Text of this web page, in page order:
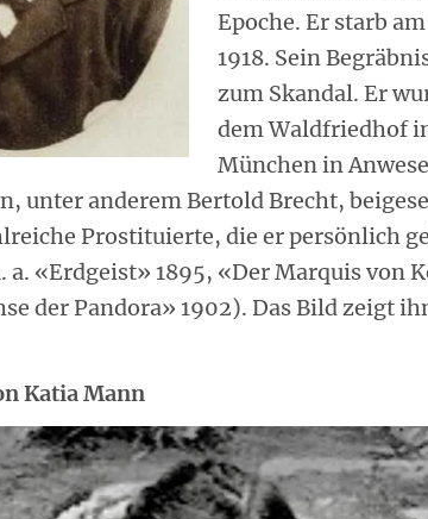
Epoche. Er starb
1918. Sein
zum Skandal. Er
dem Waldfriedhof
München in
unter anderem Bertold Brecht,
Prostituierte, die er persönlich
a. «Erdgeist» 1895, «Der Marquis von
der Pandora» 1902). Das Bild zeigt
Katia Mann